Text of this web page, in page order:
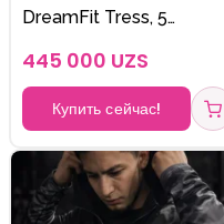
DreamFit Tress, 5
(зелёный)
445 000 UZS
Купить сейчас!